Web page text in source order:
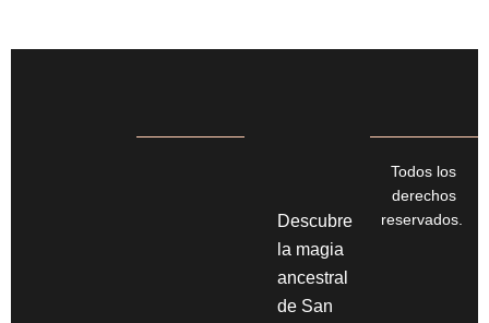
Descubre
la magia
ancestral
de San
Todos los
derechos
reservados.